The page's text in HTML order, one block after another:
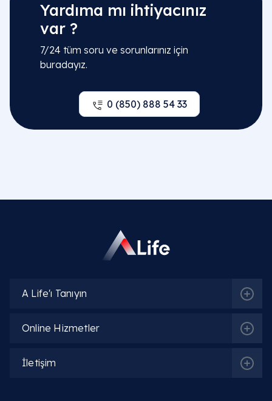
Yardıma mı ihtiyacınız
var ?
7/24 tüm soru ve sorunlarınız için
buradayız.
0 (850) 888 54 33
A Life'ı Tanıyın
Online Hizmetler
İletişim